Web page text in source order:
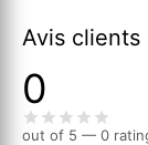
Avis clients
0
out of 5 — 0